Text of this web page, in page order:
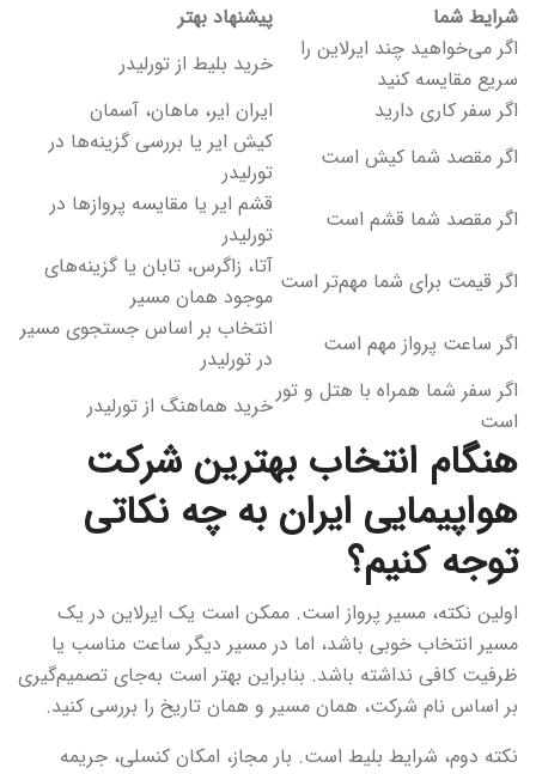
شرایط شما
پیشنهاد بهتر
اگر می‌خواهید چند ایرلاین را
سریع مقایسه کنید
خرید بلیط از تورلیدر
اگر سفر کاری دارید
ایران ایر، ماهان، آسمان
اگر مقصد شما کیش است
کیش ایر یا بررسی گزینه‌ها در
تورلیدر
اگر مقصد شما قشم است
قشم ایر یا مقایسه پروازها در
تورلیدر
اگر قیمت برای شما مهم‌تر است
آتا، زاگرس، تابان یا گزینه‌های
موجود همان مسیر
اگر ساعت پرواز مهم است
انتخاب بر اساس جستجوی مسیر
در تورلیدر
اگر سفر شما همراه با هتل و تور
است
خرید هماهنگ از تورلیدر
هنگام انتخاب بهترین شرکت
هواپیمایی ایران به چه نکاتی
توجه کنیم؟
اولین نکته، مسیر پرواز است. ممکن است یک ایرلاین در یک
مسیر انتخاب خوبی باشد، اما در مسیر دیگر ساعت مناسب یا
ظرفیت کافی نداشته باشد. بنابراین بهتر است به‌جای تصمیم‌گیری
بر اساس نام شرکت، همان مسیر و همان تاریخ را بررسی کنید.
نکته دوم، شرایط بلیط است. بار مجاز، امکان کنسلی، جریمه